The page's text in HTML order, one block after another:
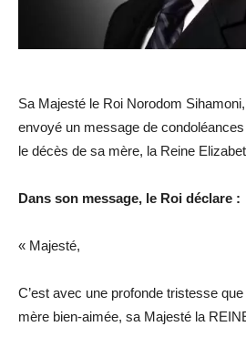
Sa Majesté le Roi Norodom
envoyé un message de
le décès de sa mère, la Reine
Dans son message, le Roi déclare :
« Majesté,
C’est avec une profonde tristesse
mère bien-aimée, sa Majesté la